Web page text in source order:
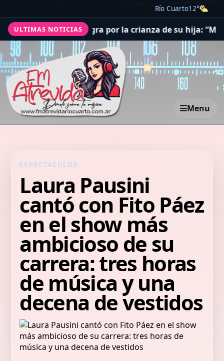
Río Cuarto12°
ULTIMAS NOTICIAS
su suegra por la crianza de su hija: “Me tuve que
Menu
ESPECTACULOS
Laura Pausini
cantó con Fito Páez
en el show más
ambicioso de su
carrera: tres horas
de música y una
decena de vestidos